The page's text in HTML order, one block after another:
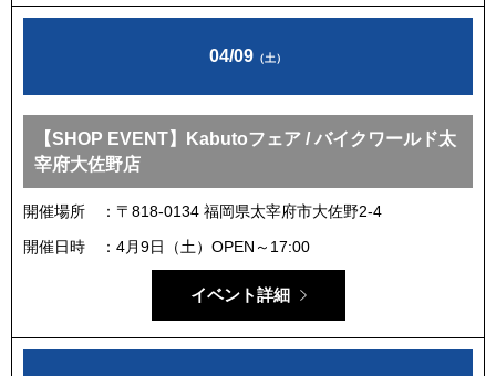
04/09 （土）
【SHOP EVENT】Kabutoフェア / バイクワールド太
宰府大佐野店
開催場所
〒818-0134 福岡県太宰府市大佐野2-4
開催日時
4月9日（土）OPEN～17:00
イベント詳細